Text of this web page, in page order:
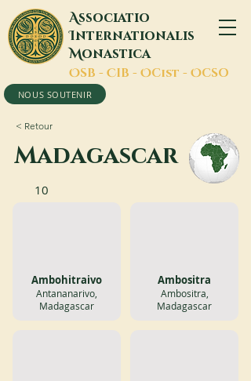
Associatio
Internationalis
Monastica
OSB - CIB - OCist - OCSO
NOUS SOUTENIR
< Retour
Madagascar
10
Ambohitraivo
Antananarivo,
Madagascar
Ambositra
Ambositra,
Madagascar